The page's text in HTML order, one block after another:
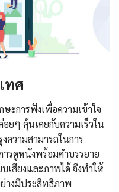
ทศ
ะการฟังเพื่อความเข้าใจ
ยๆ คุ้นเคยกับความเร็วใน
ความสามารถในการ
รดูหนังพร้อมคำบรรยาย
เสียงและภาพได้ จึงทำให้
างมีประสิทธิภาพ